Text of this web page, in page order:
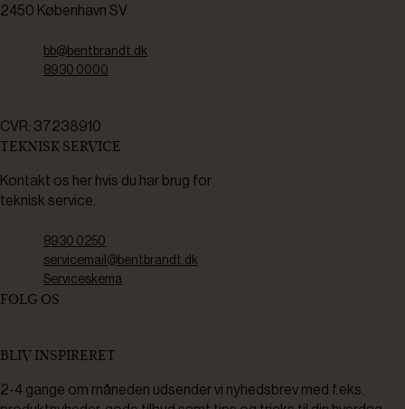
2450 København SV
bb@bentbrandt.dk
8930 0000
CVR: 37238910
TEKNISK SERVICE
Kontakt os her hvis du har brug for
teknisk service.
8930 0250
servicemail@bentbrandt.dk
Serviceskema
FØLG OS
BLIV INSPIRERET
2-4 gange om måneden udsender vi nyhedsbrev med f.eks.